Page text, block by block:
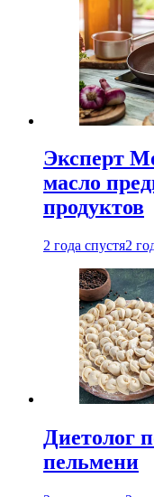
Эксперт
масло
продуктов
2 года спустя2
Диетолог
пельмени